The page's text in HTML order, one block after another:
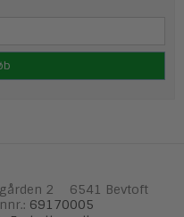
2
6541 Bevtoft
: 69170005